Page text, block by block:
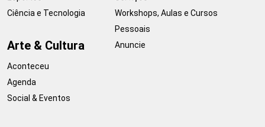
Ciência e Tecnologia
Arte & Cultura
Aconteceu
Agenda
Social & Eventos
Workshops, Aulas e Cursos
Pessoais
Anuncie